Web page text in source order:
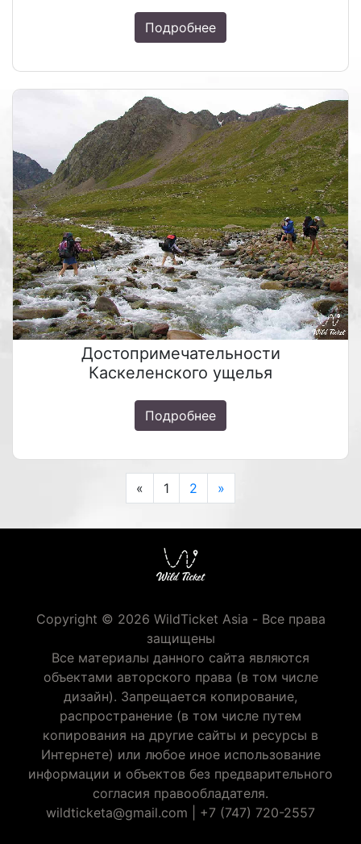
Подробнее
Достопримечательности
Каскеленского ущелья
Подробнее
«Previous
1 2 »Next
Copyright © 2026 WildTicket Asia - Все права
защищены
Все материалы данного сайта являются
объектами авторского права (в том числе
дизайн). Запрещается копирование,
распространение (в том числе путем
копирования на другие сайты и ресурсы в
Интернете) или любое иное использование
информации и объектов без предварительного
согласия правообладателя.
wildticketa@gmail.com
+7 (747) 720-2557